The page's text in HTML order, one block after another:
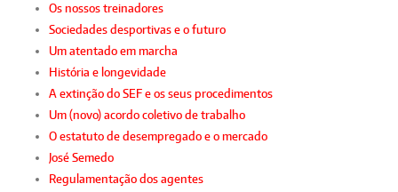
Os nossos treinadores
Sociedades desportivas e o futuro
Um atentado em marcha
História e longevidade
A extinção do SEF e os seus procedimentos
Um (novo) acordo coletivo de trabalho
O estatuto de desempregado e o mercado
José Semedo
Regulamentação dos agentes